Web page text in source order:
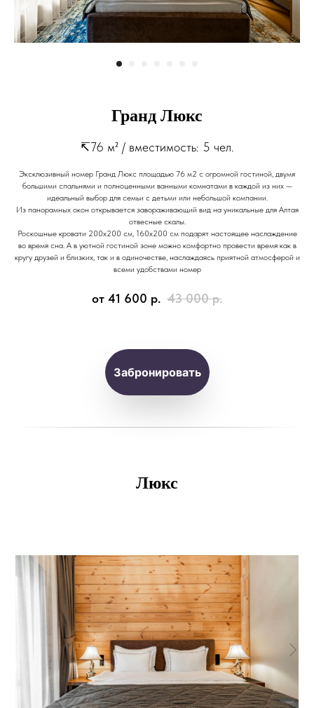
Гранд Люкс
↸76 м² / вместимость: 5 чел.
Эксклюзивный номер Гранд Люкс площадью 76 м2 с огромной гостиной, двумя
большими спальнями и полноценными ванными комнатами в каждой из них —
идеальный выбор для семьи с детьми или небольшой компании.
Из панорамных окон открывается завораживающий вид на уникальные для Алтая
отвесные скалы.
Роскошные кровати 200x200 см, 160x200 см подарят настоящее наслаждение
во время сна. А в уютной гостиной зоне можно комфортно провести время как в
кругу друзей и близких, так и в одиночестве, наслаждаясь приятной атмосферой и
всеми удобствами номер
от 41 600 р. 43 000 р.
Забронировать
Люкс